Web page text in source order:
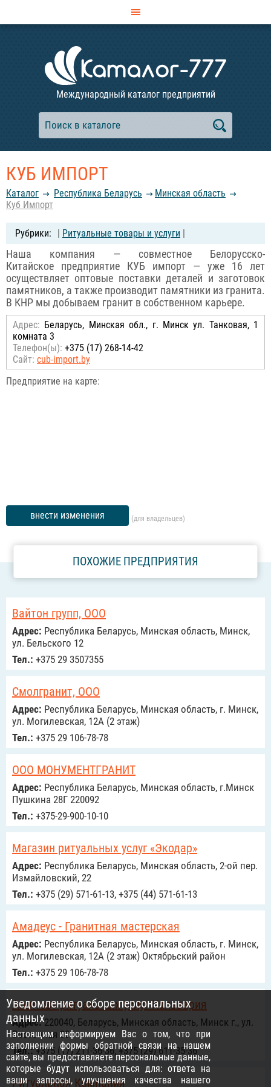
Международный каталог предприятий
КУБ ИМПОРТ
Каталог Республика Беларусь
Минская область
Куб Импорт
| Ритуальные товары и услуги |
Наша компания — совместное Белорусско-
Китайское предприятие КУБ импорт — уже 16 лет
осуществляет оптовые поставки деталей и заготовок
памятников, а также производит памятники из гранита.
В КНР мы добываем гранит в собственном карьере.
Адрес: Беларусь, Минская обл., г. Минск ул. Танковая, 1
комната 3
Телефон(ы): +375 (17) 268-14-42
Сайт: cub-import.by
Предприятие на карте:
внести изменения (для владельцев)
ПОХОЖИЕ ПРЕДПРИЯТИЯ
Вайтон групп, ООО
Адрес: Республика Беларусь, Минская область, Минск,
ул. Бельского 12
Тел.: +375 29 3507355
Смолгранит, ООО
Адрес: Республика Беларусь, Минская область, г. Минск,
ул. Могилевская, 12А (2 этаж)
Тел.: +375 29 106-78-78
ООО МОНУМЕНТГРАНИТ
Адрес: Республика Беларусь, Минская область, г.Минск
Пушкина 28Г 220092
Тел.: +375-29-900-10-10
Магазин ритуальных услуг «Экодар»
Адрес: Республика Беларусь, Минская область, 2-ой пер.
Измайловский, 22
Тел.: +375 (29) 571-61-13, +375 (44) 571-61-13
Амадеус - Гранитная мастерская
Адрес: Республика Беларусь, Минская область, г. Минск,
ул. Могилевская, 12А (2 этаж) Октябрьский район
Тел.: +375 29 106-78-78
Агентсвт ритуальных услуг Кальвария
Адрес:220040, Беларусь, Минская область, Минск г., ул.
Восточная 30
Тел.:+375 (17) 211-36-36, +375 (29) 611-35-36
Ритуальная Компания
Уведомление о сборе персональных
данных
Настоящим информируем Вас о том, что при
заполнении формы обратной связи на нашем
сайте, вы предоставляете персональные данные,
которые будут использоваться для: ответа на
ваши запросы, улучшения качества нашего